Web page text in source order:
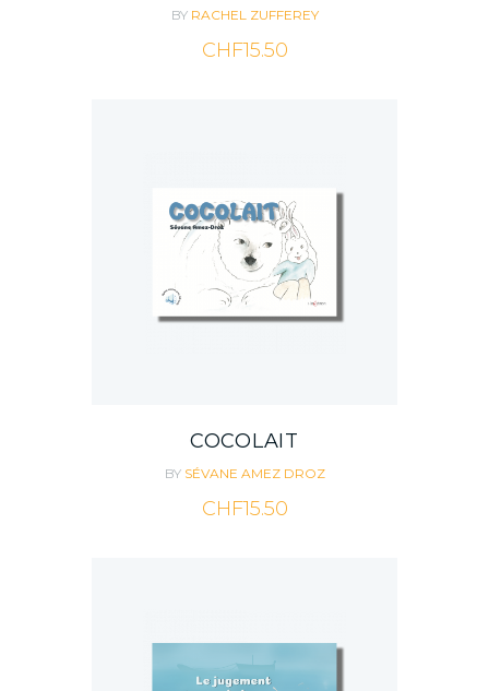
BY RACHEL ZUFFEREY
CHF15.50
COCOLAIT
BY SÉVANE AMEZ DROZ
CHF15.50